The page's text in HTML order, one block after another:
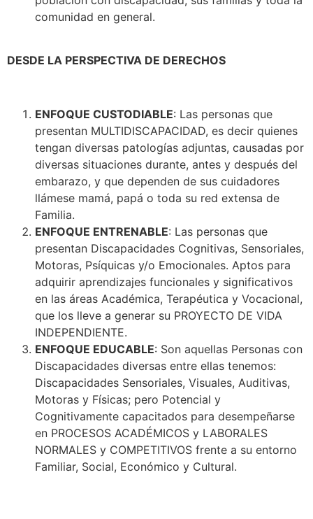
comunidad en general.
DESDE LA PERSPECTIVA DE DERECHOS
ENFOQUE CUSTODIABLE: Las personas que
presentan MULTIDISCAPACIDAD, es decir quienes
tengan diversas patologías adjuntas, causadas por
diversas situaciones durante, antes y después del
embarazo, y que dependen de sus cuidadores
llámese mamá, papá o toda su red extensa de
Familia.
ENFOQUE ENTRENABLE: Las personas que
presentan Discapacidades Cognitivas, Sensoriales,
Motoras, Psíquicas y/o Emocionales. Aptos para
adquirir aprendizajes funcionales y significativos
en las áreas Académica, Terapéutica y Vocacional,
que los lleve a generar su PROYECTO DE VIDA
INDEPENDIENTE.
ENFOQUE EDUCABLE: Son aquellas Personas con
Discapacidades diversas entre ellas tenemos:
Discapacidades Sensoriales, Visuales, Auditivas,
Motoras y Físicas; pero Potencial y
Cognitivamente capacitados para desempeñarse
en PROCESOS ACADÉMICOS y LABORALES
NORMALES y COMPETITIVOS frente a su entorno
Familiar, Social, Económico y Cultural.